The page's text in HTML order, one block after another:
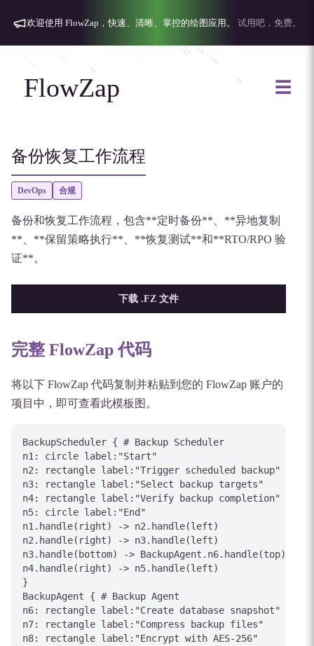
欢迎使用 FlowZap，快速、清晰、掌控的绘图应用。 试用吧，免费。
FlowZap ☰
备份恢复工作流程
DevOps 合规
备份和恢复工作流程，包含**定时备份**、**异地复制
**、**保留策略执行**、**恢复测试**和**RTO/RPO 验
证**。
下载 .FZ 文件
完整 FlowZap 代码
将以下 FlowZap 代码复制并粘贴到您的 FlowZap 账户的
项目中，即可查看此模板图。
BackupScheduler { # Backup Scheduler
n1: circle label:"Start"
n2: rectangle label:"Trigger scheduled backup"
n3: rectangle label:"Select backup targets"
n4: rectangle label:"Verify backup completion"
n5: circle label:"End"
n1.handle(right) -> n2.handle(left)
n2.handle(right) -> n3.handle(left)
n3.handle(bottom) -> BackupAgent.n6.handle(top)
n4.handle(right) -> n5.handle(left)
}
BackupAgent { # Backup Agent
n6: rectangle label:"Create database snapshot"
n7: rectangle label:"Compress backup files"
n8: rectangle label:"Encrypt with AES-256"